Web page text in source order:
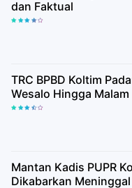
dan Faktual
TRC BPBD Koltim
Wesalo Hingga Malam
Mantan Kadis PUPR
Dikabarkan